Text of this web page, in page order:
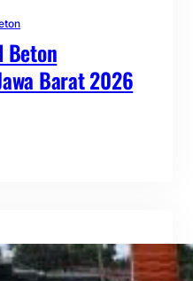
Beton
Barat 2026